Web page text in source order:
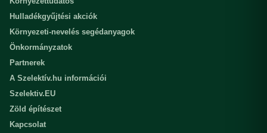
Hulladékgyűjtési akciók
Környezeti-nevelés segédanyagok
Önkormányzatok
Partnerek
A Szelektív.hu információi
Szelektiv.EU
Zöld építészet
Kapcsolat